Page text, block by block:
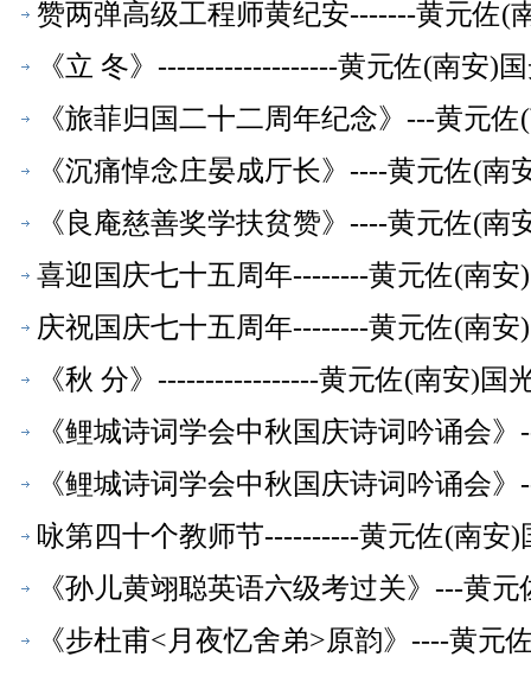
赞两弹高级工程师黄纪安-------黄元佐(
《立 冬》-------------------黄元佐(南安)
《旅菲归国二十二周年纪念》---黄元
《沉痛悼念庄晏成厅长》----黄元佐(
《良庵慈善奖学扶贫赞》----黄元佐(
喜迎国庆七十五周年--------黄元佐(南
庆祝国庆七十五周年--------黄元佐(南
《秋 分》-----------------黄元佐(南安)国
《鲤城诗词学会中秋国庆诗词吟诵会
《鲤城诗词学会中秋国庆诗词吟诵会
咏第四十个教师节----------黄元佐(南安
《孙儿黄翊聪英语六级考过关》---黄
《步杜甫<月夜忆舍弟>原韵》----黄元